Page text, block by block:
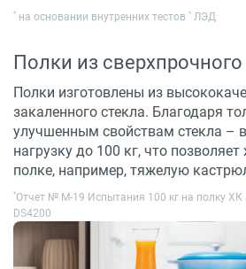
* на основании внутренних тестов * ЛЭД
Полки из сверхпрочного
Полки изготовлены из
закаленного стекла. Благодаря
улучшенным свойствам стекла –
нагрузку до 100 кг, что
полке, например, тяжелую
*Отчет № M-19 Испытания 100 кг на полку ХК
DS4200